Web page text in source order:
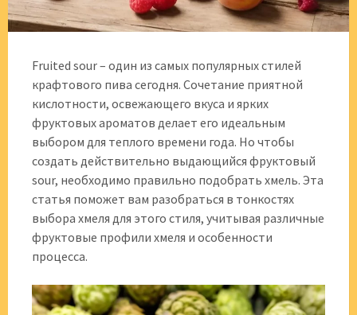
Fruited sour – один из самых популярных стилей
крафтового пива сегодня. Сочетание приятной
кислотности, освежающего вкуса и ярких
фруктовых ароматов делает его идеальным
выбором для теплого времени года. Но чтобы
создать действительно выдающийся фруктовый
sour, необходимо правильно подобрать хмель. Эта
статья поможет вам разобраться в тонкостях
выбора хмеля для этого стиля, учитывая различные
фруктовые профили хмеля и особенности
процесса.